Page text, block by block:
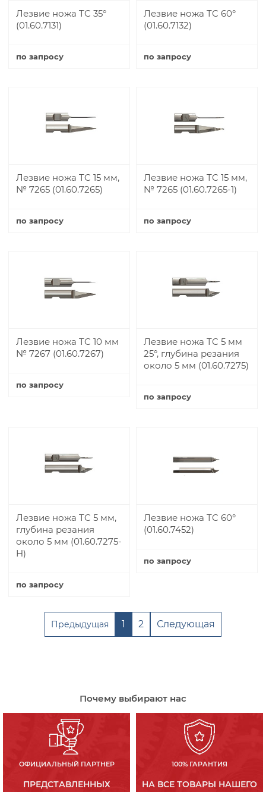
Лезвие ножа TC 35°
(01.60.7131)
по запросу
Лезвие ножа TC 60°
(01.60.7132)
по запросу
Лезвие ножа TC 15 мм,
№ 7265 (01.60.7265)
по запросу
Лезвие ножа TC 15 мм,
№ 7265 (01.60.7265-1)
по запросу
Лезвие ножа TC 10 мм
№ 7267 (01.60.7267)
по запросу
Лезвие ножа TC 5 мм
25°, глубина резания
около 5 мм (01.60.7275)
по запросу
Лезвие ножа TC 5 мм,
глубина резания
около 5 мм (01.60.7275-
H)
по запросу
Лезвие ножа TC 60°
(01.60.7452)
по запросу
Предыдущая 1 2 Следующая
Почему выбирают нас
ОФИЦИАЛЬНЫЙ ПАРТНЕР
ПРЕДСТАВЛЕННЫХ
100% ГАРАНТИЯ
НА ВСЕ ТОВАРЫ НАШЕГО